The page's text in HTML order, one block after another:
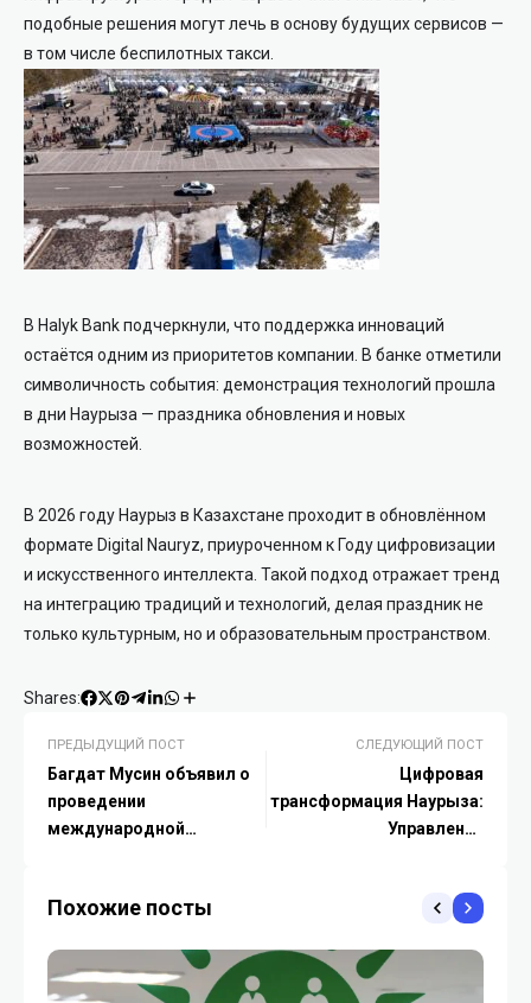
подобные решения могут лечь в основу будущих сервисов —
в том числе беспилотных такси.
В Halyk Bank подчеркнули, что поддержка инноваций
остаётся одним из приоритетов компании. В банке отметили
символичность события: демонстрация технологий прошла
в дни Наурыза — праздника обновления и новых
возможностей.
В 2026 году Наурыз в Казахстане проходит в обновлённом
формате Digital Nauryz, приуроченном к Году цифровизации
и искусственного интеллекта. Такой подход отражает тренд
на интеграцию традиций и технологий, делая праздник не
только культурным, но и образовательным пространством.
Shares:
ПРЕДЫДУЩИЙ ПОСТ
Багдат Мусин объявил о
проведении
международной
интеллекту в Астане
СЛЕДУЮЩИЙ ПОСТ
Цифровая
трансформация Наурыза:
Управление
проект «Digital Auil»
Похожие посты